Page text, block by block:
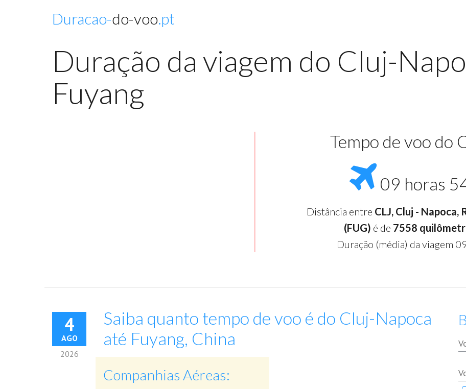
Duracao-do-voo.pt
Duração da viagem do Cluj-
Fuyang
Tempo de voo do
09 horas
Distância entre CLJ, Cluj - Napoca,
(FUG) é de 7558
Duração (média) da viagem
4
AGO
2026
Saiba quanto tempo de voo é do Cluj-Napoca
até Fuyang, China
Companhias Aéreas: